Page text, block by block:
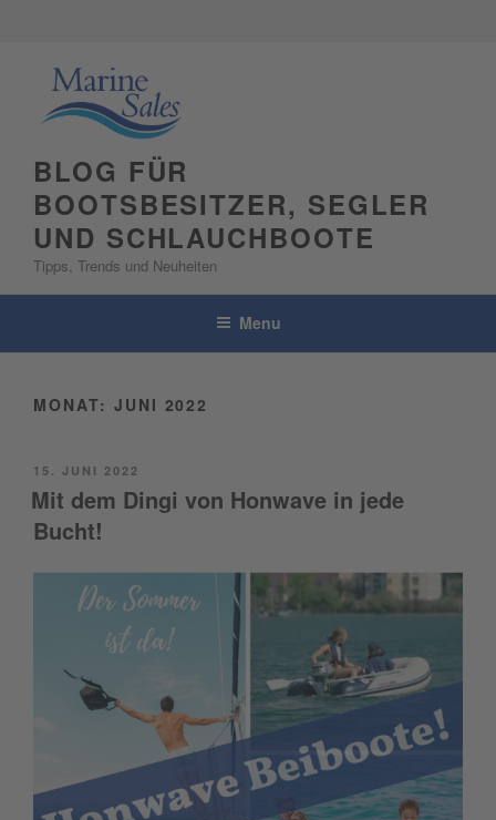
BLOG FÜR
BOOTSBESITZER, SEGLER
UND SCHLAUCHBOOTE
Tipps, Trends und Neuheiten
Menu
MONAT: JUNI 2022
POSTED
ON
15. JUNI 2022
Mit dem Dingi von Honwave in jede
Bucht!